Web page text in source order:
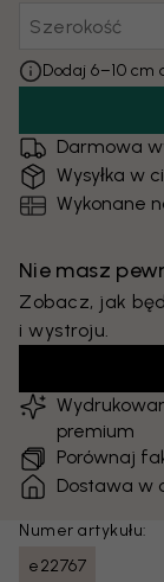
Dodaj 6–10 cm
Darmowa
Wysyłka w
Wykonane
Nie masz
Zobacz, jak
i wystroju.
premium
Porównaj
Dostawa w
Numer artykułu:
e22767